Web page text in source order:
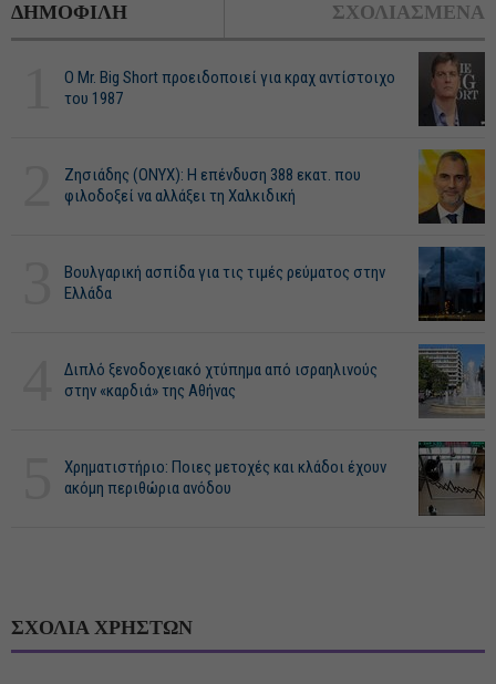
ΔΗΜΟΦΙΛΗ ΣΧΟΛΙΑΣΜΕΝΑ
O Mr. Big Short προειδοποιεί για κραχ αντίστοιχο
του 1987
Ζησιάδης (ONYX): Η επένδυση 388 εκατ. που
φιλοδοξεί να αλλάξει τη Χαλκιδική
Βουλγαρική ασπίδα για τις τιμές ρεύματος στην
Ελλάδα
Διπλό ξενοδοχειακό χτύπημα από ισραηλινούς
στην «καρδιά» της Αθήνας
Χρηματιστήριο: Ποιες μετοχές και κλάδοι έχουν
ακόμη περιθώρια ανόδου
ΣΧΟΛΙΑ ΧΡΗΣΤΩΝ